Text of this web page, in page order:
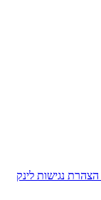
הצהרת נגישות לינק